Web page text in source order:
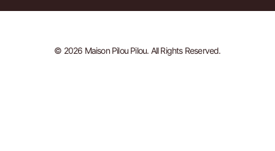
© 2026 Maison Pilou Pilou. All Rights Reserved.